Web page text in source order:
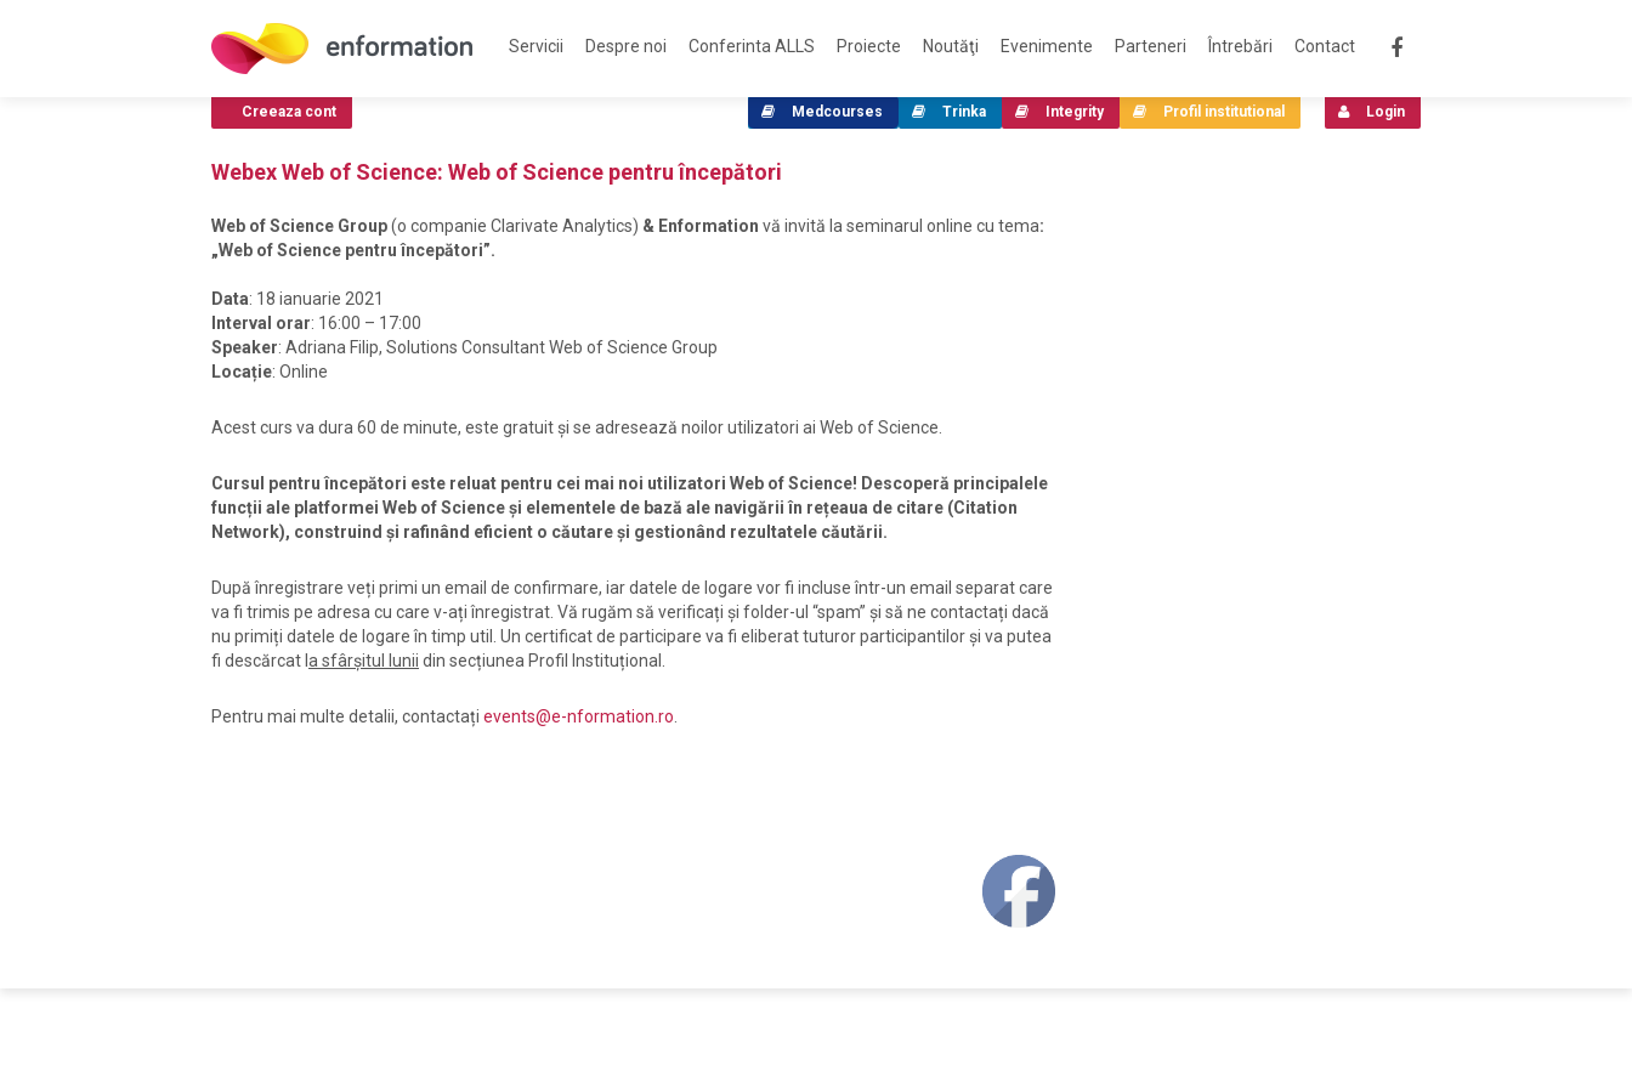
Servicii Despre noi Conferinta ALLS Proiecte Noutăţi Evenimente Parteneri Întrebări Contact
Webex Web of Science: Web of Science pentru începători
Web of Science Group(o companie Clarivate Analytics) & Enformation vă invită la seminarul online cu tema:
„Web of Science pentru începători”.
Data: 18 ianuarie 2021
Interval orar: 16:00 – 17:00
Speaker: Adriana Filip, Solutions Consultant Web of Science Group
Locație: Online
Acest curs va dura 60 de minute, este gratuit și se adresează noilor utilizatori ai Web of Science.
Cursul pentru începători este reluat pentru cei mai noi utilizatori Web of Science! Descoperă principalele
funcții ale platformei Web of Science și elementele de bază ale navigării în rețeaua de citare (Citation
Network), construind și rafinând eficient o căutare și gestionând rezultatele căutării.
După înregistrare veți primi un email de confirmare, iar datele de logare vor fi incluse într-un email separat care
va fi trimis pe adresa cu care v-ați înregistrat. Vă rugăm să verificați și folder-ul “spam” și să ne contactați dacă
nu primiți datele de logare în timp util. Un certificat de participare va fi eliberat tuturor participantilor și va putea
fi descărcat l a sfârșitul lunii din secțiunea Profil Instituțional.
Pentru mai multe detalii, contactați events@e-nformation.ro
Creeaza cont Login
Profil institutional
Integrity
Trinka
Medcourses